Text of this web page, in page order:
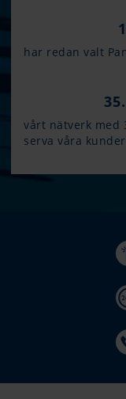
har redan valt
vårt nätverk med
serva våra